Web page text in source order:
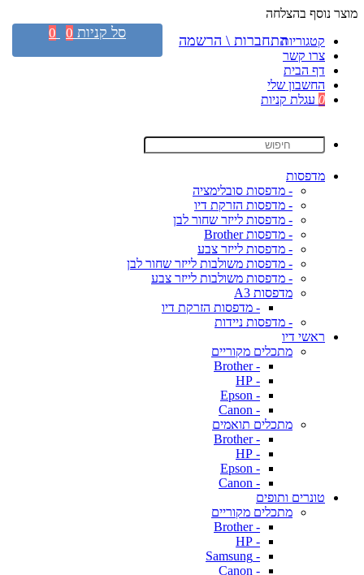
מוצר נוסף בהצלחה
קטגוריות
צרו קשר
דף הבית
החשבון שלי
0 עגלת קניות
מדפסות
- מדפסות סובלימציה
- מדפסות הזרקת דיו
- מדפסות לייזר שחור לבן
- מדפסות Brother
- מדפסות לייזר צבע
- מדפסות משולבות לייזר שחור לבן
- מדפסות משולבות לייזר צבע
מדפסות A3
- מדפסות הזרקת דיו
- מדפסות ניידות
ראשי דיו
מתכלים מקוריים
- Brother
- HP
- Epson
- Canon
מתכלים תואמים
- Brother
- HP
- Epson
- Canon
טונרים ותופים
מתכלים מקוריים
- Brother
- HP
- Samsung
- Canon
התחברות \ הרשמה סל קניות 0
0